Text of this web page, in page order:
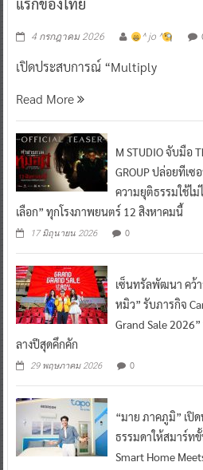
แรกของไทย
4 กรกฎาคม 2026 ^ jo ^
เปิดประสบการณ์ “Multiply
Read More
M STUDIO จับมือ
GROUP ปล่อยทีเ
ความยุติธรรมใช้ไ
เลือก” ทุกโรงภาพยนตร์ 12 สิงหาคมนี้
17 มิถุนายน 2026 0
เซ็นทรัลพัฒนา คว้
หมิว” รับภารกิจ
Grand Sale
ลางปีสุดคึกคัก
29 พฤษภาคม 2026 0
“มาย ภาคภูมิ” เปิ
ธรรมดาให้สมาร์ท
Smart Home